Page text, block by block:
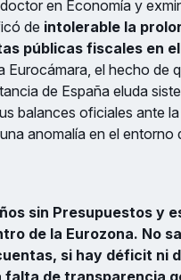
en Economía y
de intolerable la
públicas fiscales en
Eurocámara, el hecho de
de España eluda
balances oficiales ante
anomalía en el entorno
sin Presupuestos y
de la Eurozona. No
si hay déficit ni